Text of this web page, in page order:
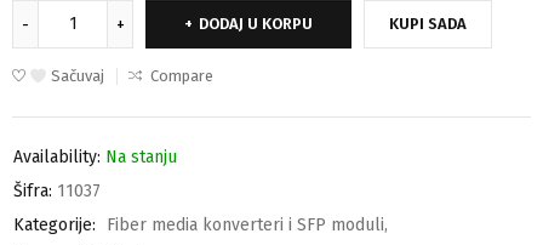
DODAJ U KORPU KUPI SADA
Sačuvaj Compare
Availability: Na stanju
Šifra: 11037
Kategorije:
Fiber media konverteri i SFP moduli,